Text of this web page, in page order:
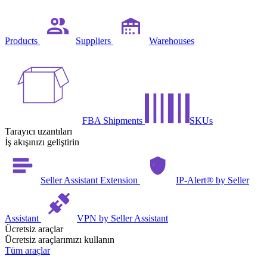
Products Suppliers Warehouses
FBA Shipments
SKUs
Tarayıcı uzantıları
İş akışınızı geliştirin
Seller Assistant Extension IP-Alert® by Seller
Assistant
VPN by Seller Assistant
Ücretsiz araçlar
Ücretsiz araçlarımızı kullanın
Tüm araçlar